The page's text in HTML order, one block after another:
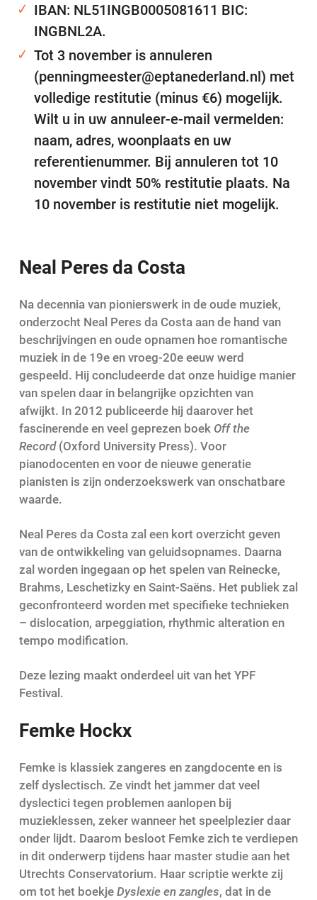
IBAN: NL51INGB0005081611 BIC:
INGBNL2A.
Tot 3 november is annuleren
(penningmeester@eptanederland.nl) met
volledige restitutie (minus €6) mogelijk.
Wilt u in uw annuleer-e-mail vermelden:
naam, adres, woonplaats en uw
referentienummer. Bij annuleren tot 10
november vindt 50% restitutie plaats. Na
10 november is restitutie niet mogelijk.
Neal Peres da Costa
Na decennia van pionierswerk in de oude muziek,
onderzocht Neal Peres da Costa aan de hand van
beschrijvingen en oude opnamen hoe romantische
muziek in de 19e en vroeg-20e eeuw werd
gespeeld. Hij concludeerde dat onze huidige manier
van spelen daar in belangrijke opzichten van
afwijkt. In 2012 publiceerde hij daarover het
fascinerende en veel geprezen boek Off the
Record(Oxford University Press). Voor
pianodocenten en voor de nieuwe generatie
pianisten is zijn onderzoekswerk van onschatbare
waarde.
Neal Peres da Costa zal een kort overzicht geven
van de ontwikkeling van geluidsopnames. Daarna
zal worden ingegaan op het spelen van Reinecke,
Brahms, Leschetizky en Saint-Saëns. Het publiek zal
geconfronteerd worden met specifieke technieken
– dislocation, arpeggiation, rhythmic alteration en
tempo modification.
Deze lezing maakt onderdeel uit van het YPF
Festival.
Femke Hockx
Femke is klassiek zangeres en zangdocente en is
zelf dyslectisch. Ze vindt het jammer dat veel
dyslectici tegen problemen aanlopen bij
muzieklessen, zeker wanneer het speelplezier daar
onder lijdt. Daarom besloot Femke zich te verdiepen
in dit onderwerp tijdens haar master studie aan het
Utrechts Conservatorium. Haar scriptie werkte zij
om tot het boekje Dyslexie en zangles, dat in de